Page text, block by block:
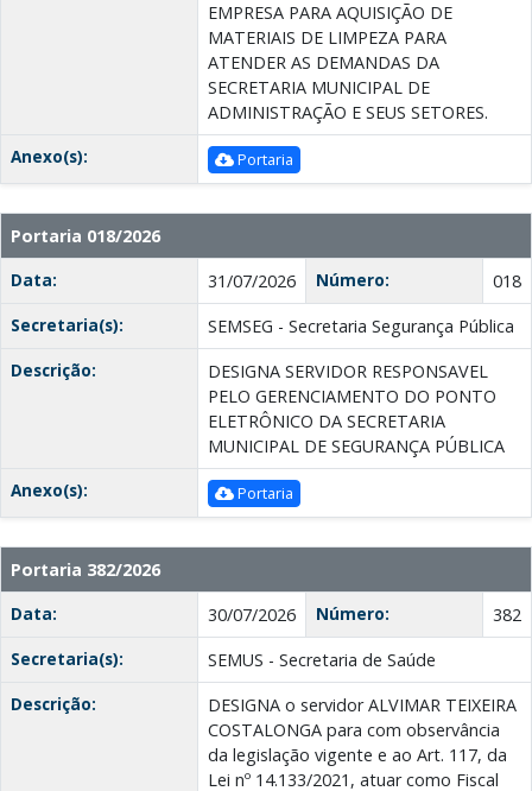
EMPRESA PARA AQUISIÇÃO DE
MATERIAIS DE LIMPEZA PARA
ATENDER AS DEMANDAS DA
SECRETARIA MUNICIPAL DE
ADMINISTRAÇÃO E SEUS SETORES.
Anexo(s):
Portaria
Portaria 018/2026
Data:
31/07/2026 Número:
018
Secretaria(s):
SEMSEG - Secretaria Segurança Pública
Descrição:
DESIGNA SERVIDOR RESPONSAVEL
PELO GERENCIAMENTO DO PONTO
ELETRÔNICO DA SECRETARIA
MUNICIPAL DE SEGURANÇA PÚBLICA
Anexo(s):
Portaria
Portaria 382/2026
Data:
30/07/2026 Número:
382
Secretaria(s):
SEMUS - Secretaria de Saúde
Descrição:
DESIGNA o servidor ALVIMAR TEIXEIRA
COSTALONGA para com observância
da legislação vigente e ao Art. 117, da
Lei nº 14.133/2021, atuar como Fiscal